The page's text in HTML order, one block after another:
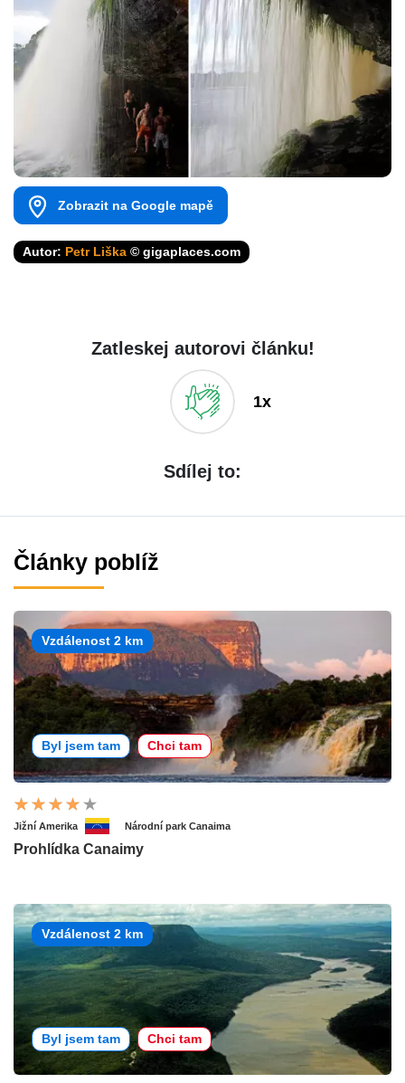
Zobrazit na Google mapě
Autor: Petr Liška © gigaplaces.com
Zatleskej autorovi článku!
1x
Sdílej to:
Články poblíž
Vzdálenost 2 km
Byl jsem tam Chci tam
Jižní Amerika Národní park Canaima
Prohlídka Canaimy
Vzdálenost 2 km
Byl jsem tam Chci tam